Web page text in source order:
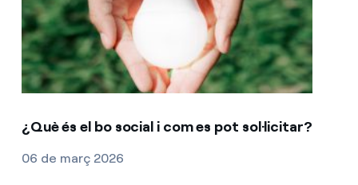
¿Què és el bo social i com es pot sol·licitar?
06 de març 2026